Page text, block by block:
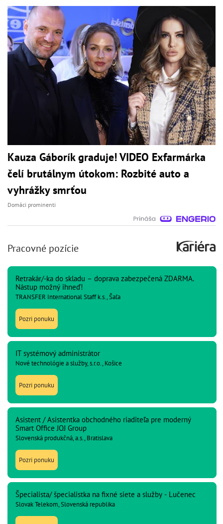
Kauza Gáborík graduje! VIDEO Exfarmárka
čelí brutálnym útokom: Rozbité auto a
vyhrážky smrťou
Domáci prominenti
Pracovné pozície
Retrakár/-ka do skladu – doprava zabezpečená ZDARMA.
Nástup možný ihneď!
TRANSFER International Staff k.s., Šaľa
Pozri ponuku
IT systémový administrátor
Nové technológie a služby, s.r.o., Košice
Pozri ponuku
Asistent / Asistentka obchodného riaditeľa pre moderný
Smart Office JOJ Group
Slovenská produkčná, a.s., Bratislava
Pozri ponuku
Špecialista/ špecialistka na fixné siete a služby - Lučenec
Slovak Telekom, Slovenská republika